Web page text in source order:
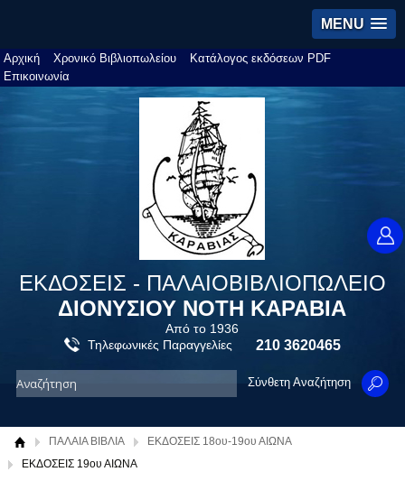
MENU
Αρχική Χρονικό Βιβλιοπωλείου
Κατάλογος εκδόσεων PDF
Επικοινωνία
ΕΚΔΟΣΕΙΣ - ΠΑΛΑΙΟΒΙΒΛΙΟΠΩΛΕΙΟ
ΔΙΟΝΥΣΙΟΥ ΝΟΤΗ ΚΑΡΑΒΙΑ
Από το 1936
Τηλεφωνικές Παραγγελίες
210 3620465
Σύνθετη Αναζήτηση
ΠΑΛΑΙΑ ΒΙΒΛΙΑ
ΕΚΔΟΣΕΙΣ 18ου-19ου ΑΙΩΝΑ
ΕΚΔΟΣΕΙΣ 19ου ΑΙΩΝΑ